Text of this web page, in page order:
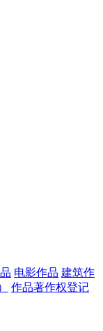
电影作品 建筑作
作品著作权登记